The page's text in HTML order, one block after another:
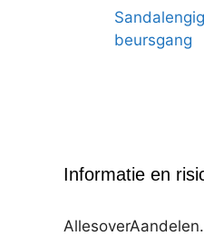
beursgang
Informatie en